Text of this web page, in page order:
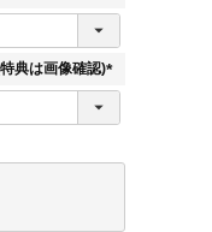
典は画像確認)
(
)